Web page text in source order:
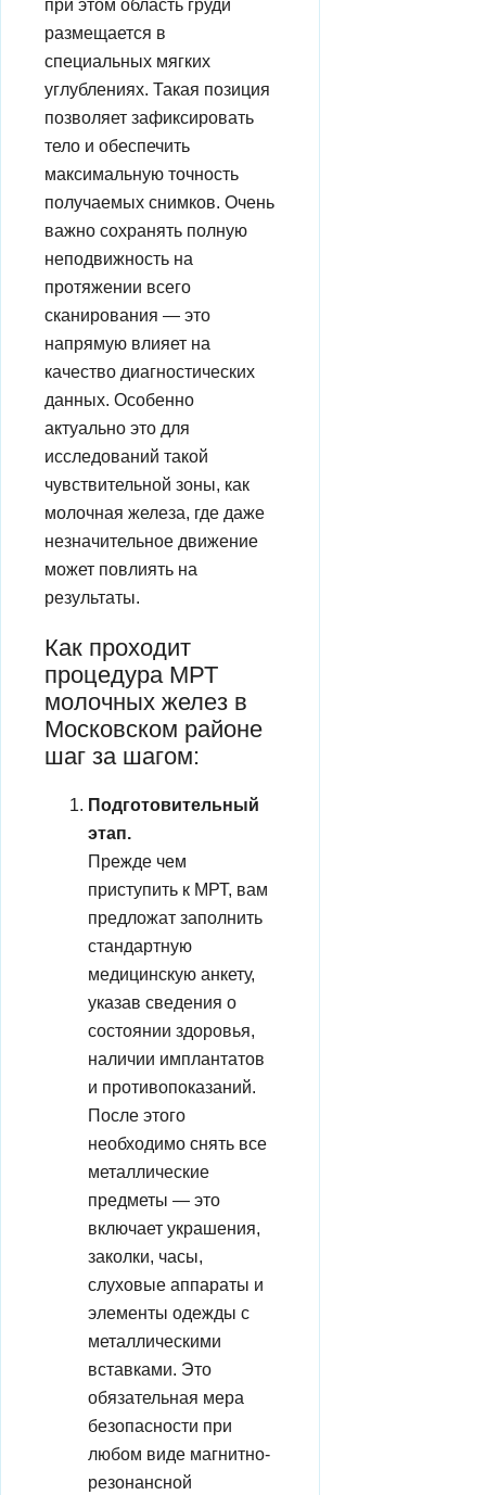
при этом область груди
размещается в
специальных мягких
углублениях. Такая позиция
позволяет зафиксировать
тело и обеспечить
максимальную точность
получаемых снимков. Очень
важно сохранять полную
неподвижность на
протяжении всего
сканирования — это
напрямую влияет на
качество диагностических
данных. Особенно
актуально это для
исследований такой
чувствительной зоны, как
молочная железа, где даже
незначительное движение
может повлиять на
результаты.
Как проходит
процедура МРТ
молочных желез в
Московском районе
шаг за шагом:
Подготовительный
этап.
Прежде чем
приступить к МРТ, вам
предложат заполнить
стандартную
медицинскую анкету,
указав сведения о
состоянии здоровья,
наличии имплантатов
и противопоказаний.
После этого
необходимо снять все
металлические
предметы — это
включает украшения,
заколки, часы,
слуховые аппараты и
элементы одежды с
металлическими
вставками. Это
обязательная мера
безопасности при
любом виде магнитно-
резонансной